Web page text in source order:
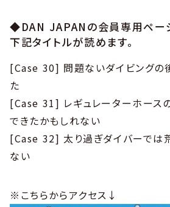
◆DAN JAPANの会員専用ペー
下記タイトルが読めます。
[Case 30] 問題ないダイビングの
た
[Case 31] レギュレーターホース
できたかもしれない
[Case 32] 太り過ぎダイバーでは
ない
※こちらからアクセス↓